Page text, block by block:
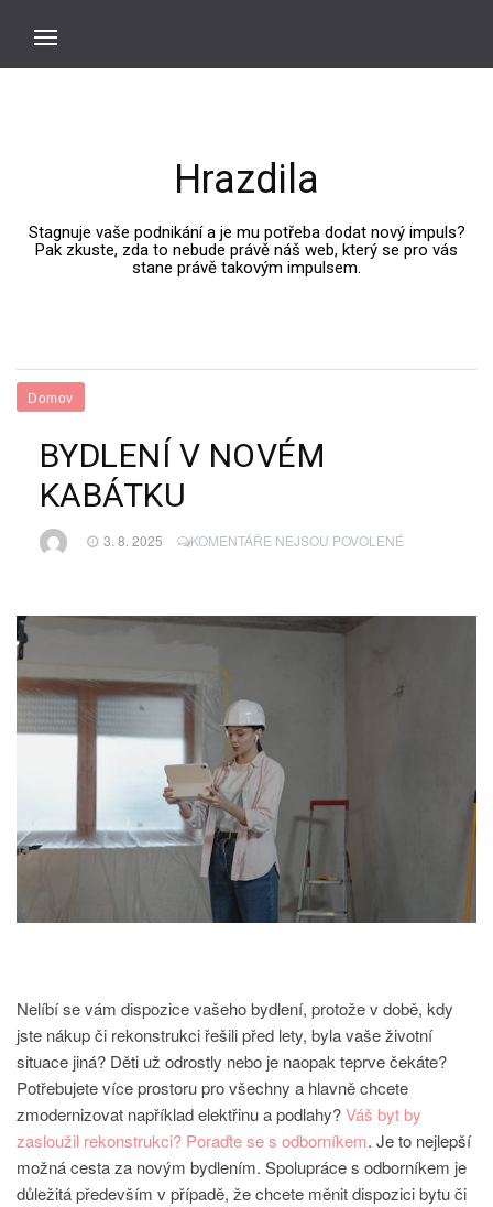
Hrazdila
Stagnuje vaše podnikání a je mu potřeba dodat nový impuls?
Pak zkuste, zda to nebude právě náš web, který se pro vás
stane právě takovým impulsem.
Domov
BYDLENÍ V NOVÉM
KABÁTKU
3. 8. 2025 KOMENTÁŘE NEJSOU POVOLENÉU
BYDLENÍ
KABÁTKU
Nelíbí se vám dispozice vašeho bydlení, protože v době, kdy
jste nákup či rekonstrukci řešili před lety, byla vaše životní
situace jiná? Děti už odrostly nebo je naopak teprve čekáte?
Potřebujete více prostoru pro všechny a hlavně chcete
zmodernizovat například elektřinu a podlahy?Váš byt by
zasloužil rekonstrukci? Poraďte se s odborníkem. Je to nejlepší
možná cesta za novým bydlením. Spolupráce s odborníkem je
důležitá především v případě, že chcete měnit dispozici bytu či